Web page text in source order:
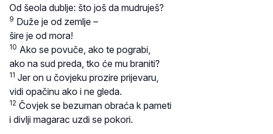
Od šeola dublje: što još da mudruješ?
9 Duže je od zemlje –
šire je od mora!
10 Ako se povuče, ako te pograbi,
ako na sud preda, tko će mu braniti?
11 Jer on u čovjeku prozire prijevaru,
vidi opačinu ako i ne gleda.
12 Čovjek se bezuman obraća k pameti
i divlji magarac uzdi se pokori.